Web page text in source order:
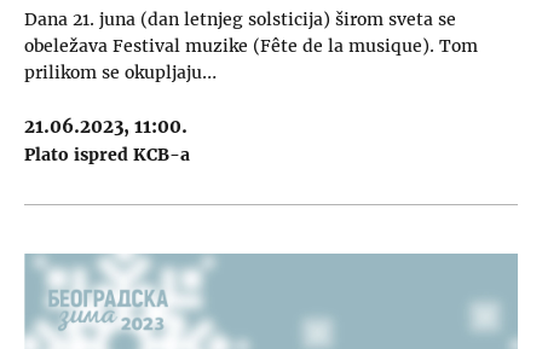
Dana 21. juna (dan letnjeg solsticija) širom sveta se
obeležava Festival muzike (Fête de la musique). Tom
prilikom se okupljaju…
21.06.2023, 11:00.
Plato ispred KCB-a